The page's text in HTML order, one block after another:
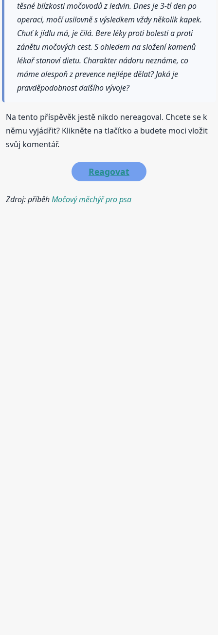
těsné blízkosti močovodů z ledvin. Dnes je 3-tí den po
operaci, močí usilovně s výsledkem vždy několik kapek.
Chuť k jídlu má, je čilá. Bere léky proti bolesti a proti
zánětu močových cest. S ohledem na složení kamenů
lékař stanoví dietu. Charakter nádoru neznáme, co
máme alespoň z prevence nejlépe dělat? Jaká je
pravděpodobnost dalšího vývoje?
Na tento příspěvěk jestě nikdo nereagoval. Chcete se k
němu vyjádřit? Klikněte na tlačítko a budete moci vložit
svůj komentář.
Reagovat
Zdroj: příběhMočový měchýř pro psa